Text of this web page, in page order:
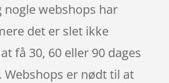
nogle webshops har
det er slet ikke
få 30, 60 eller 90 dages
Webshops er nødt til at